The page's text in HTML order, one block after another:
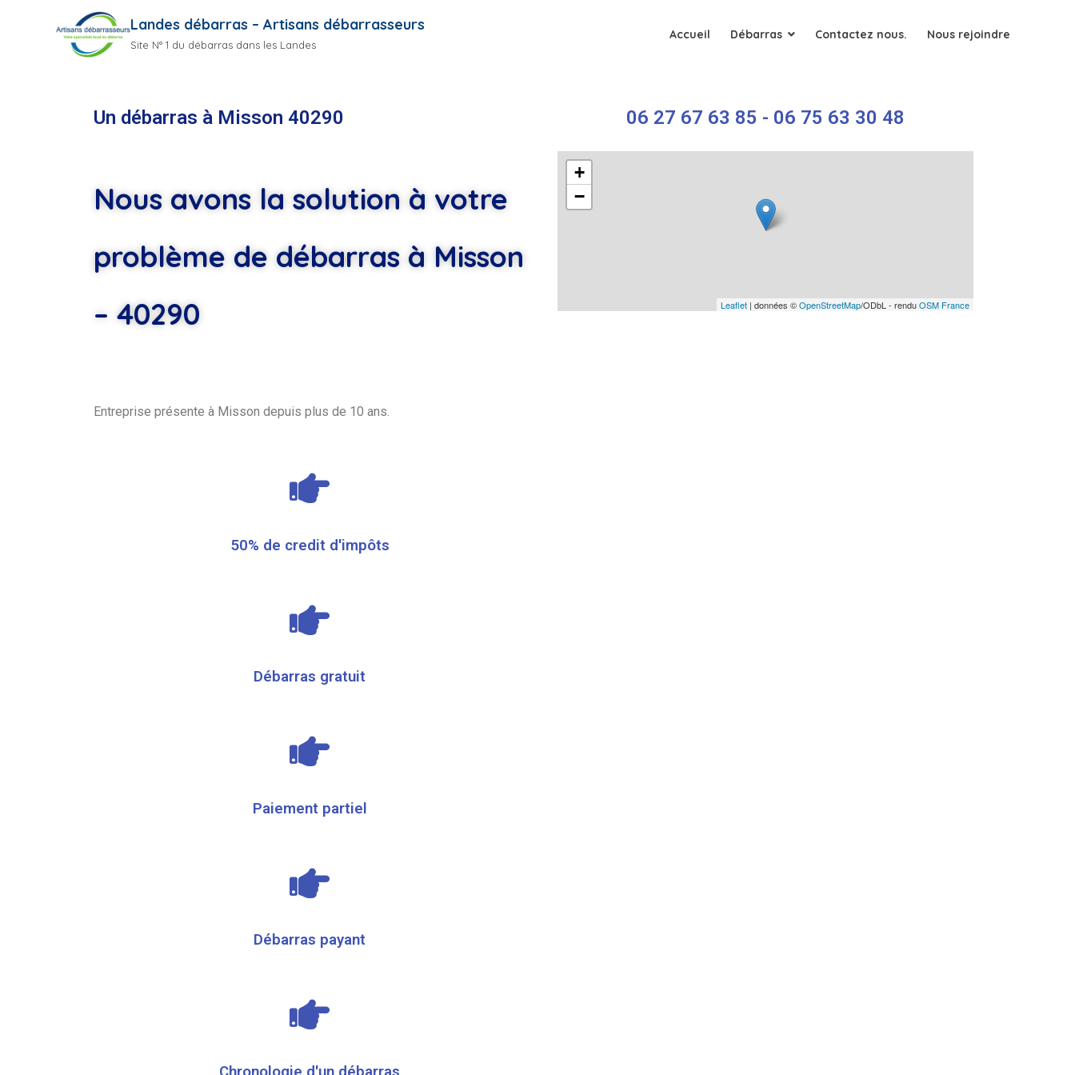
Landes débarras – Artisans débarrasseurs
Site N° 1 du débarras dans les Landes
Accueil Débarras Contactez nous. Nous rejoindre
Un débarras à Misson 40290
Nous avons la solution à votre
problème de débarras à Misson
– 40290
Entreprise présente à Misson depuis plus de 10 ans.
50% de credit d'impôts
Débarras gratuit
Paiement partiel
Débarras payant
06 27 67 63 85 - 06 75 63 30 48
+
−
Leaflet | données ©OpenStreetMap/ODbL - renduOSM France